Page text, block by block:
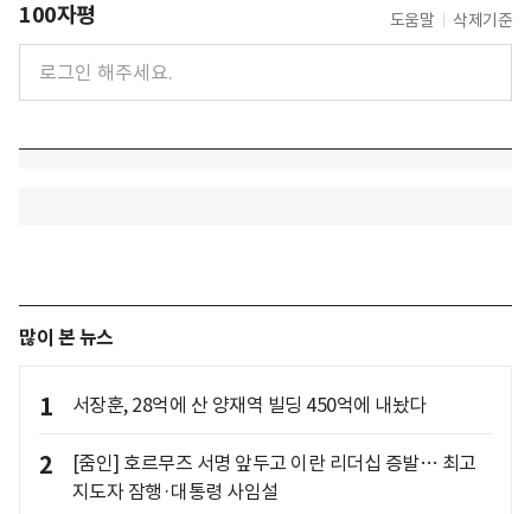
100자평 도움말 삭제기준
많이 본 뉴스
1 서장훈, 28억에 산 양재역 빌딩 450억에 내놨다
2
[줌인] 호르무즈 서명 앞두고 이란 리더십 증발… 최고
지도자 잠행·대통령 사임설